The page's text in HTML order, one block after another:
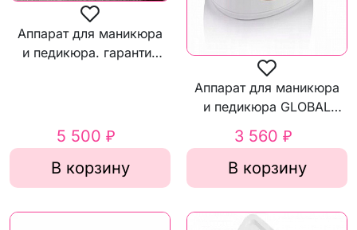
Аппарат для маникюра
и педикюра. гарантия
5 500 ₽
В корзину
Аппарат для маникюра
и педикюра GLOBAL
3 560 ₽
В корзину